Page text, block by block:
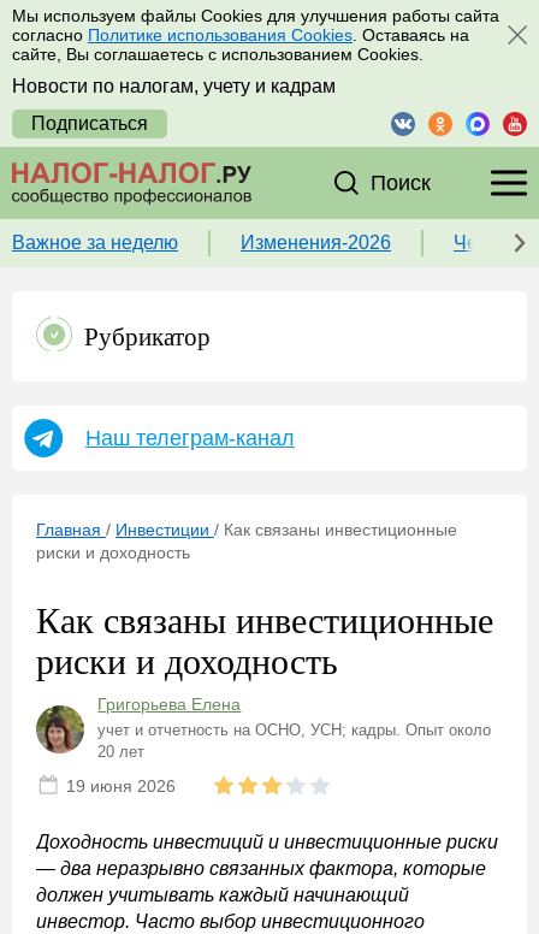
Мы используем файлы Cookies для улучшения работы сайта
согласно Политике использования Cookies . Оставаясь на
сайте, Вы соглашаетесь с использованием Cookies.
Новости по налогам, учету и кадрам
Подписаться
Поиск
Важное за неделю Изменения-2026 Чек-
Рубрикатор
Наш телеграм-канал
Главная / Инвестиции / Как связаны инвестиционные
риски и доходность
Как связаны инвестиционные
риски и доходность
Григорьева Елена
учет и отчетность на ОСНО, УСН; кадры. Опыт около
20 лет
19 июня 2026
Доходность инвестиций и инвестиционные риски
— два неразрывно связанных фактора, которые
должен учитывать каждый начинающий
инвестор. Часто выбор инвестиционного